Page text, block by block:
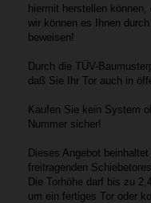
hiermit herstellen
wir können es Ihnen
beweisen!
Durch die TÜV-
daß Sie Ihr Tor auch in
Kaufen Sie kein System
Nummer sicher!
Dieses Angebot
freitragenden
Die Torhöhe darf bis zu
um ein fertiges Tor oder